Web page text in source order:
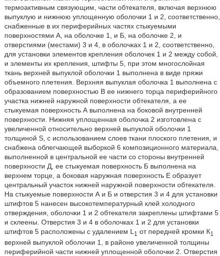
термоактивным связующим, части обтекателя, включая верхнюю
выпуклую и нижнюю уплощенную оболочки 1 и 2, соответственно,
снабженные в их периферийных частях стыкуемыми
поверхностями А, на оболочке 1, и Б, на оболочке 2, и
отверстиями (местами) 3 и 4, в оболочках 1 и 2, соответственно,
для установки элементов крепления оболочек 1 и 2 между собой,
и элементы их крепления, штифты 5, при этом многослойная
ткань верхней выпуклой оболочки 1 выполнена в виде пряжи
объемного плетения. Верхняя выпуклая оболочка 1 выполнена с
образованием поверхностью В ее нижнего торца периферийного
участка нижней наружной поверхности обтекателя, а ее
стыкуемая поверхность А выполнена на боковой внутренней
поверхности. Нижняя уплощенная оболочка 2 изготовлена с
увеличенной относительно верхней выпуклой оболочки 1
толщиной S, с использованием слоев ткани плоского плетения, и
снабжена облегчающей выборкой 6 композиционного материала,
выполненной в центральной ее части со стороны внутренней
поверхности Д, ее стыкуемая поверхность Б выполнена на
верхнем торце, а боковая наружная поверхность Е образует
центральный участок нижней наружной поверхности обтекателя.
На стыкуемые поверхности А и Б и отверстия 3 и 4 для установки
штифтов 5 нанесен высокотемпературный клей холодного
отверждения, оболочки 1 и 2 обтекателя закреплены штифтами 5
и склеены. Отверстия 3 и 4 в оболочках 1 и 2 для установки
штифтов 5 расположены с удалением L 1 от передней кромки К1
верхней выпуклой оболочки 1, в районе увеличенной толщины
периферийной части нижней уплощенной оболочки 2. Отверстия